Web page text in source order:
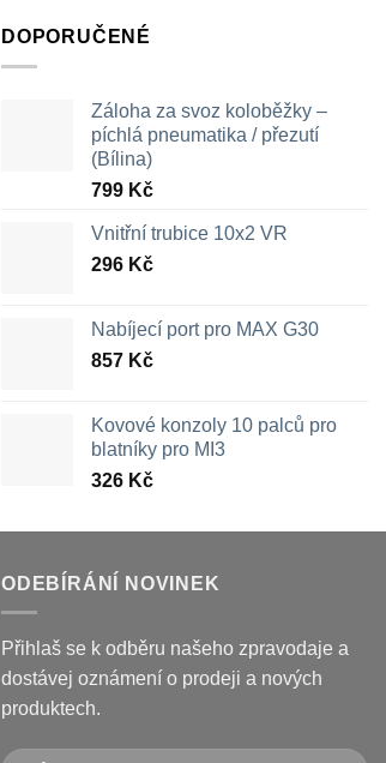
DOPORUČENÉ
Záloha za svoz koloběžky –
píchlá pneumatika / přezutí
(Bílina)
799 Kč
Vnitřní trubice 10x2 VR
296 Kč
Nabíjecí port pro MAX G30
857 Kč
Kovové konzoly 10 palců pro
blatníky pro MI3
326 Kč
ODEBÍRÁNÍ NOVINEK
Přihlaš se k odběru našeho zpravodaje a
dostávej oznámení o prodeji a nových
produktech.